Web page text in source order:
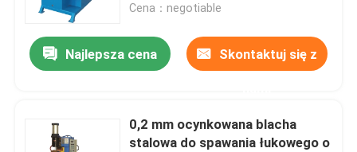
Cena：negotiable
Najlepsza cena Skontaktuj się z
0,2 mm ocynkowana blacha
stalowa do spawania łukowego o